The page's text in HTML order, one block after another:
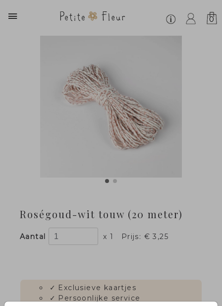
0
Roségoud-wit touw (20 meter)
Aantal x 1 Prijs: € 3,25
✓ Exclusieve kaartjes
✓ Persoonlijke service